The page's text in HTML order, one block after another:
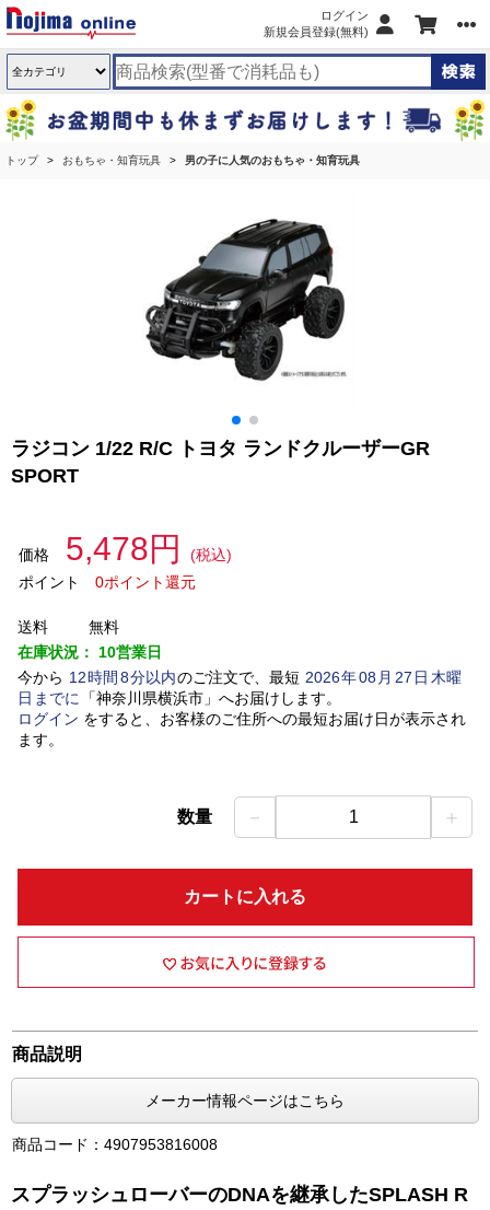
ログイン
新規会員登録(無料)
トップ おもちゃ・知育玩具 男の子に人気のおもちゃ・知育玩具
ラジコン 1/22 R/C トヨタ ランドクルーザーGR
SPORT
価格 5,478円
(税込)
ポイント
0ポイント還元
送料
無料
在庫状況： 10営業日
今から 12時間 8分以内のご注文で、最短 2026年08 月 27 日木曜
日 までに 「神奈川県横浜市」 へお届けします。
ログイン をすると、お客様のご住所への最短お届け日が表示され
ます。
数量 － 1 ＋
カートに入れる
商品説明
メーカー情報ページはこちら
商品コード：4907953816008
スプラッシュローバーのDNAを継承したSPLASH R